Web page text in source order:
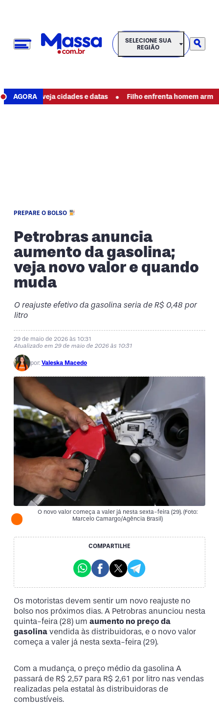
SELECIONE SUA REGIÃO
SELECIONE SUA
REGIÃO
AGORA
veja cidades e datas • Filho enfrenta homem armado e
PREPARE O BOLSO
Petrobras anuncia
aumento da gasolina;
veja novo valor e quando
muda
O reajuste efetivo da gasolina seria de R$ 0,48 por
litro
29 de maio de 2026 às 10:31
Atualizado em 29 de maio de 2026 às 10:31
por: Valeska Macedo
O novo valor começa a valer já nesta sexta-feira (29). (Foto:
Marcelo Camargo/Agência Brasil)
COMPARTILHE
Os motoristas devem sentir um novo reajuste no
bolso nos próximos dias. A Petrobras anunciou nesta
quinta-feira (28) um aumento no preço da
gasolina vendida às distribuidoras, e o novo valor
começa a valer já nesta sexta-feira (29).
Com a mudança, o preço médio da gasolina A
passará de R$ 2,57 para R$ 2,61 por litro nas vendas
realizadas pela estatal às distribuidoras de
combustíveis.